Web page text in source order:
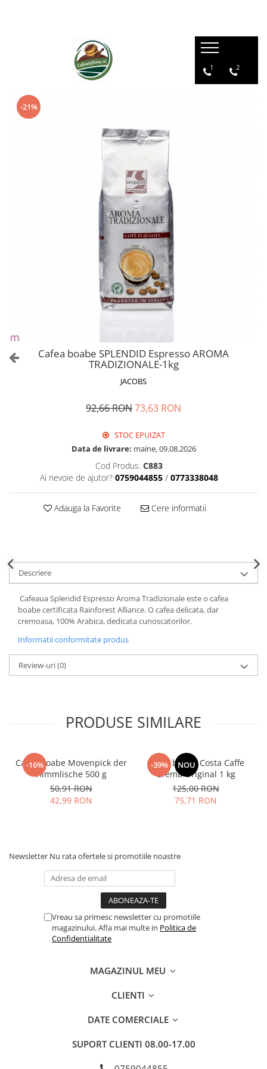
1 2
-21%
Cafea boabe SPLENDID Espresso AROMA
TRADIZIONALE-1kg
JACOBS
92,66 RON73,63 RON
STOC EPUIZAT
Data de livrare: maine, 09.08.2026
Cod Produs: C883
Ai nevoie de ajutor? 0759044855 / 0773338048
Adauga la Favorite Cere informatii
Descriere
Cafeaua Splendid Espresso Aroma Tradizionale este o cafea
boabe certificata Rainforest Alliance. O cafea delicata, dar
cremoasa, 100% Arabica, dedicata cunoscatorilor.
Informatii conformitate produs
Review-uri(0)
PRODUSE SIMILARE
-16%
Cafea boabe Movenpick der
Himmlische 500 g
50,91 RON
42,99 RON
-39% NOU
Cafea boabe Costa Caffe
Crema Original 1 kg
125,00 RON
75,71 RON
Newsletter Nu rata ofertele si promotiile noastre
Vreau sa primesc newsletter cu promotiile
magazinului. Afla mai multe in Politica de
Confidentialitate
MAGAZINUL MEU
CLIENTI
DATE COMERCIALE
SUPORT CLIENTI 08.00-17.00